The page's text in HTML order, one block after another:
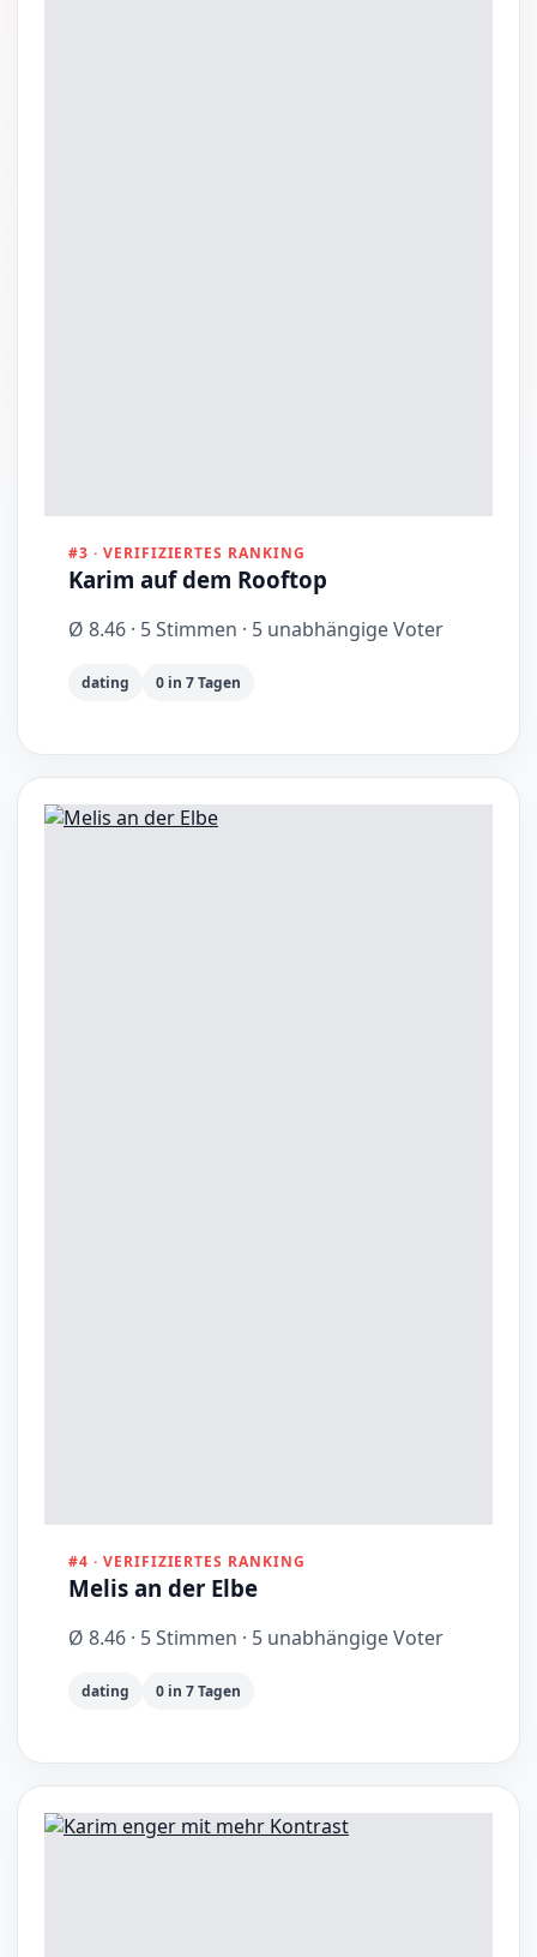
#3 · VERIFIZIERTES RANKING
Karim auf dem Rooftop
Ø 8.46 · 5 Stimmen · 5 unabhängige Voter
dating 0 in 7 Tagen
#4 · VERIFIZIERTES RANKING
Melis an der Elbe
Ø 8.46 · 5 Stimmen · 5 unabhängige Voter
dating 0 in 7 Tagen